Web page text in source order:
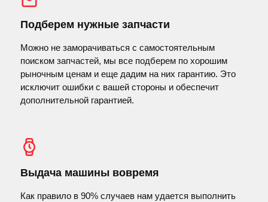
Подберем нужные запчасти
Можно не заморачиваться с самостоятельным
поиском запчастей, мы все подберем по хорошим
рыночным ценам и еще дадим на них гарантию. Это
исключит ошибки с вашей стороны и обеспечит
дополнительной гарантией.
Выдача машины вовремя
Как правило в 90% случаев нам удается выполнить